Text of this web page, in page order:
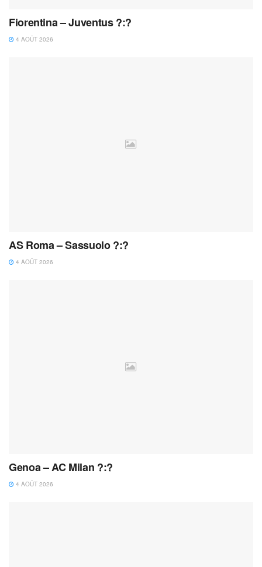
Fiorentina – Juventus ?:?
4 AOÛT 2026
AS Roma – Sassuolo ?:?
4 AOÛT 2026
Genoa – AC Milan ?:?
4 AOÛT 2026